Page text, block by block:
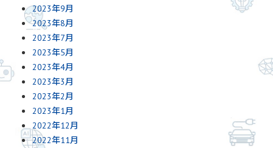
2023年9月
2023年8月
2023年7月
2023年5月
2023年4月
2023年3月
2023年2月
2023年1月
2022年12月
2022年11月